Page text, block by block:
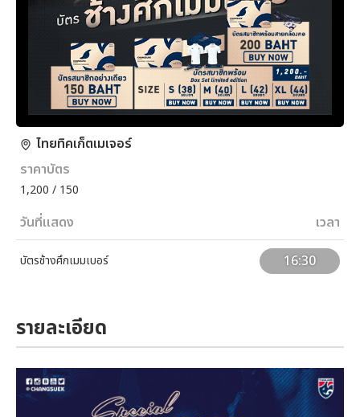
ไทยทิคเก็ตเมเจอร์
ราคาบัตร
1,200 / 150
วันที่แสดง เวลา
บัตรช้างศึกเมมเบอร์ 16:30
รายละเอียด